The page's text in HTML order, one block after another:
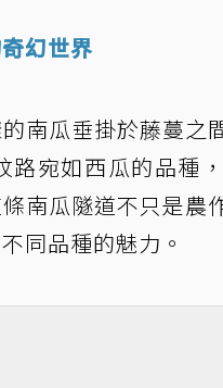
幻世界
南瓜垂掛於藤蔓之
宛如西瓜的品種
南瓜隧道不只是農
同品種的魅力。